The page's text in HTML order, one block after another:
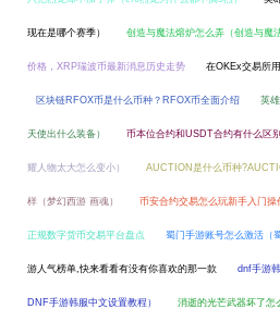
现在是哪个赛季） 创造与魔法熔炉怎么弄（创造与魔
价格，XRP瑞波币最新消息历史走势 在OKEx交易所
区块链RFOX币是什么币种？RFOX币全面介绍 英
天使出什么装备） 币本位合约和USDT合约有什么区别
耀人物太大怎么变小） AUCTION是什么币种
样（梦幻西游 画魂） 币安合约交易怎么玩新手入门操
正规数字货币交易平台盘点 蜀门手游账号怎么激活（
游人气榜单,快来看看有没有你喜欢的那一款 dnf手游
DNF手游韩服中文设置教程） 消逝的光芒武器坏了怎